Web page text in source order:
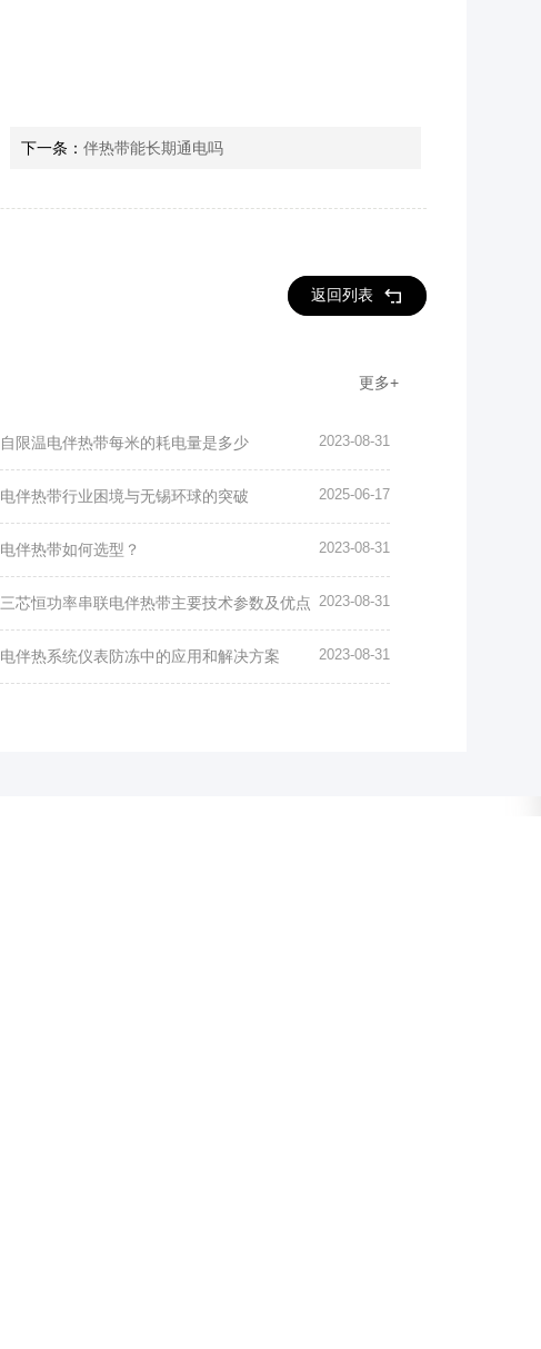
下一条：伴热带能长期通电吗
返回列表
更多+
2023-08-31
自限温电伴热带每米的耗电量是多少
2025-06-17
电伴热带行业困境与无锡环球的突破
2023-08-31
电伴热带如何选型？
2023-08-31
三芯恒功率串联电伴热带主要技术参数及优点
2023-08-31
电伴热系统仪表防冻中的应用和解决方案